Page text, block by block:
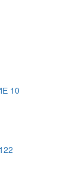
10
122